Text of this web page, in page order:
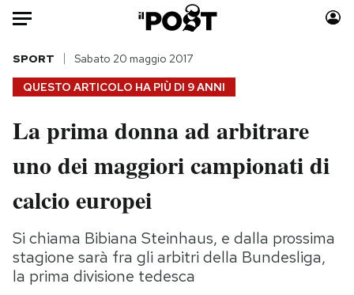
Auto
HOME
Italia
Politica
Tecnologia
Scienza
Cultura
Moda
Consumismi
Media
QUESTO ARTICOLO HA PIÙ DI 9 ANNI
SPORT Sabato 20 maggio 2017
La prima donna ad arbitrare
uno dei maggiori campionati di
calcio europei
Si chiama Bibiana Steinhaus, e dalla prossima
stagione sarà fra gli arbitri della Bundesliga,
la prima divisione tedesca